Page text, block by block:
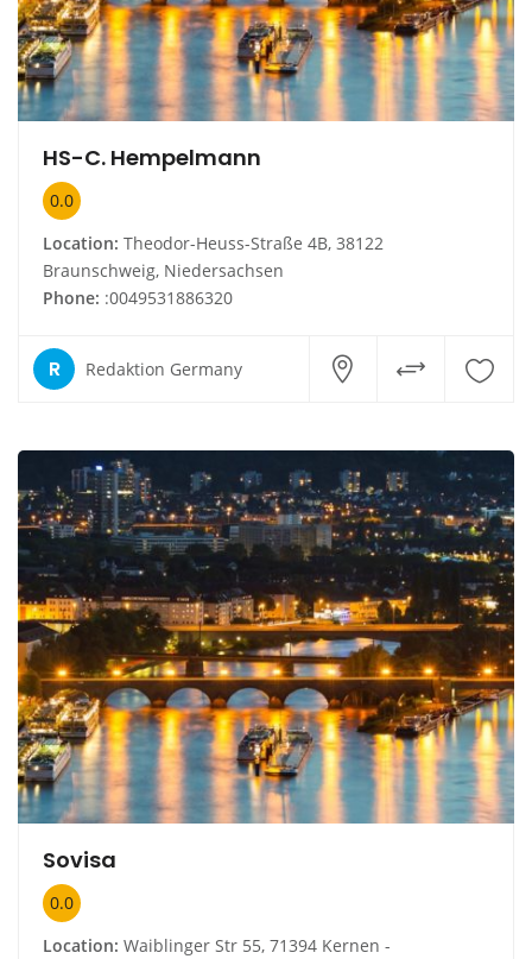
HS-C. Hempelmann
0.0
Location: Theodor-Heuss-Straße 4B, 38122
Braunschweig, Niedersachsen
Phone: :0049531886320
R Redaktion Germany
Sovisa
0.0
Location: Waiblinger Str 55, 71394 Kernen -